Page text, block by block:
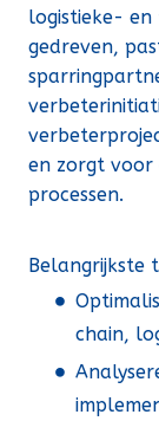
logistieke- en
gedreven,
en zorgt voor
processen.
Belangrijkste
chain,